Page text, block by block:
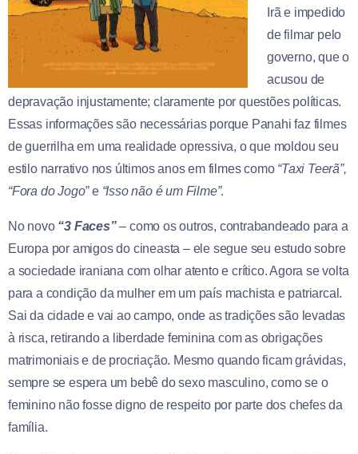
Irã e impedido
de filmar pelo
governo, que o
acusou de
depravação injustamente; claramente por questões políticas.
Essas informações são necessárias porque Panahi faz filmes
de guerrilha em uma realidade opressiva, o que moldou seu
estilo narrativo nos últimos anos em filmes como “Taxi Teerã”,
“Fora do Jogo”e “Isso não é um Filme”.
No novo “3 Faces” – como os outros, contrabandeado para a
Europa por amigos do cineasta – ele segue seu estudo sobre
a sociedade iraniana com olhar atento e crítico. Agora se volta
para a condição da mulher em um país machista e patriarcal.
Sai da cidade e vai ao campo, onde as tradições são levadas
à risca, retirando a liberdade feminina com as obrigações
matrimoniais e de procriação. Mesmo quando ficam grávidas,
sempre se espera um bebê do sexo masculino, como se o
feminino não fosse digno de respeito por parte dos chefes da
família.